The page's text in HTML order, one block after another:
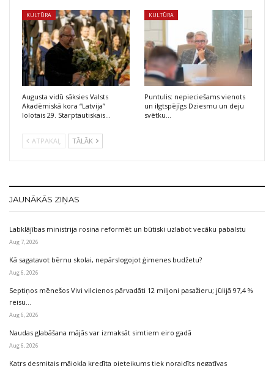
KULTŪRA
Augusta vidū sāksies Valsts
Akadēmiskā kora “Latvija”
lolotais 29. Starptautiskais…
KULTŪRA
Puntulis: nepieciešams vienots
un ilgtspējīgs Dziesmu un deju
svētku…
ATPAKAĻ TĀLĀK
JAUNĀKĀS ZIŅAS
Labklājības ministrija rosina reformēt un būtiski uzlabot vecāku pabalstu
Aug 7, 2026
Kā sagatavot bērnu skolai, nepārslogojot ģimenes budžetu?
Aug 6, 2026
Septiņos mēnešos Vivi vilcienos pārvadāti 12 miljoni pasažieru; jūlijā 97,4 %
reisu…
Aug 6, 2026
Naudas glabāšana mājās var izmaksāt simtiem eiro gadā
Aug 6, 2026
Katrs desmitais mājokļa kredīta pieteikums tiek noraidīts negatīvas